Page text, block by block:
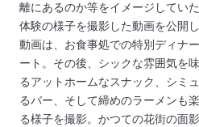
離にあるのか等をイメージしてい
体験の様子を撮影した動画を公開し
動画は、お食事処での特別ディナ
ート。その後、シックな雰囲気を
るアットホームなスナック、シミ
るバー、そして締めのラーメンも
る様子を撮影。かつての花街の面